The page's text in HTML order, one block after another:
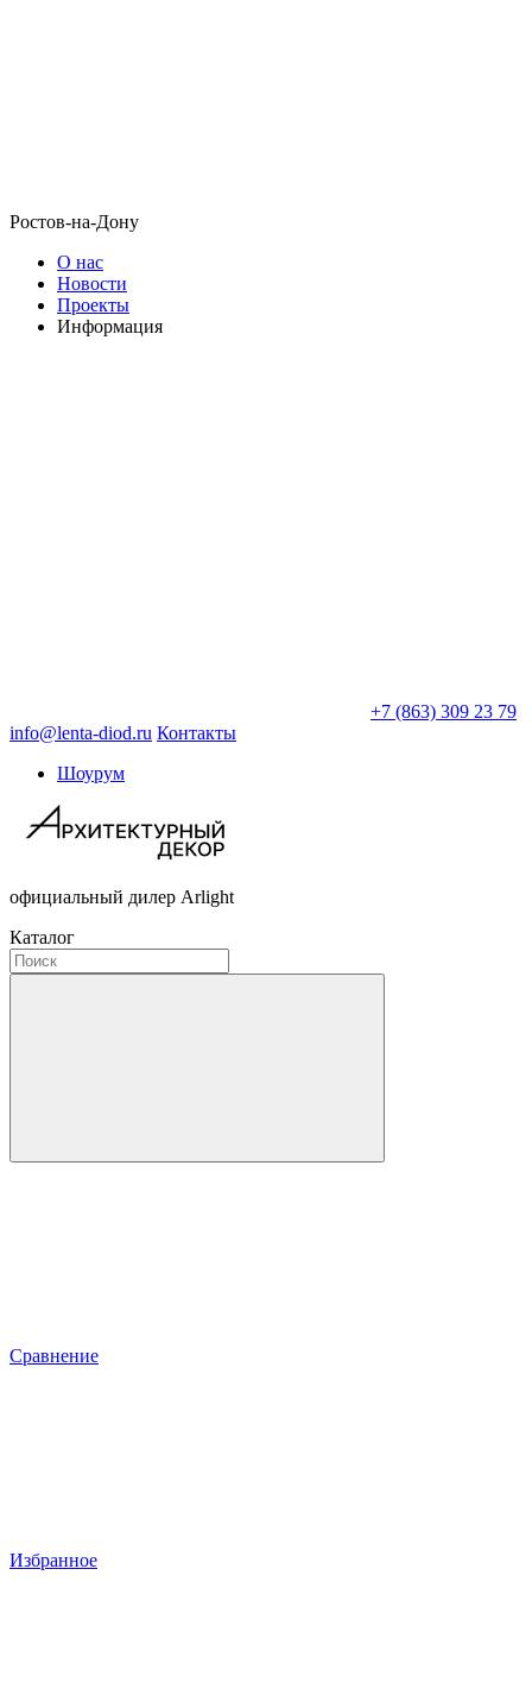
Ростов-на-Дону
О нас
Новости
Проекты
Информация
+7 (863) 309 23 79
info@lenta-diod.ru Контакты
Шоурум
официальный дилер Arlight
Каталог
Сравнение
Избранное